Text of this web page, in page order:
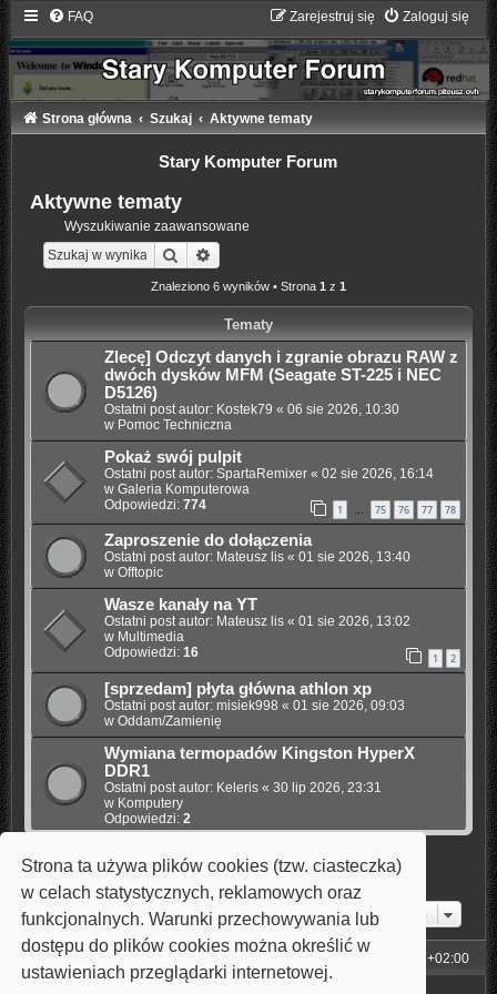
Strona ta używa plików cookies (tzw. ciasteczka)
w celach statystycznych, reklamowych oraz
funkcjonalnych. Warunki przechowywania lub
dostępu do plików cookies można określić w
ustawieniach przeglądarki internetowej.
FAQ Zaloguj się
Zarejestruj się
Strona główna Szukaj Aktywne tematy
Stary Komputer Forum
Aktywne tematy
Wyszukiwanie zaawansowane
Szukaj
Znaleziono 6 wyników • Strona 1 z 1
Tematy
Zlecę] Odczyt danych i zgranie obrazu RAW z
dwóch dysków MFM (Seagate ST-225 i NEC
D5126)
Ostatni post autor: Kostek79 « 06 sie 2026, 10:30
w Pomoc Techniczna
Pokaż swój pulpit
Ostatni post autor: SpartaRemixer« 02 sie 2026, 16:14
w Galeria Komputerowa
Odpowiedzi: 774 1 … 75 76 77 78
Zaproszenie do dołączenia
Ostatni post autor: Mateusz lis« 01 sie 2026, 13:40
w Offtopic
Wasze kanały na YT
Ostatni post autor: Mateusz lis« 01 sie 2026, 13:02
w Multimedia
Odpowiedzi: 16 1 2
[sprzedam] płyta główna athlon xp
Ostatni post autor: misiek998 « 01 sie 2026, 09:03
w Oddam/Zamienię
Wymiana termopadów Kingston HyperX
DDR1
Ostatni post autor: Keleris« 30 lip 2026, 23:31
w Komputery
Odpowiedzi: 2
Znaleziono 6 wyników • Strona1z1
Przejdź do
Strona główna UTC+02:00